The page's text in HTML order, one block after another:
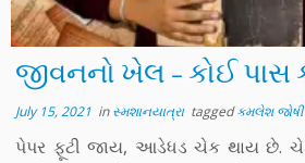
જીવનનો ખેલ – કોઈ પાસ
July 15, 2021 inસ્મશાનયાત્રા taggedકમલેશ જોષી
પેપર ફૂટી જાય, આડેધડ ચેક થાય છે. ચેક